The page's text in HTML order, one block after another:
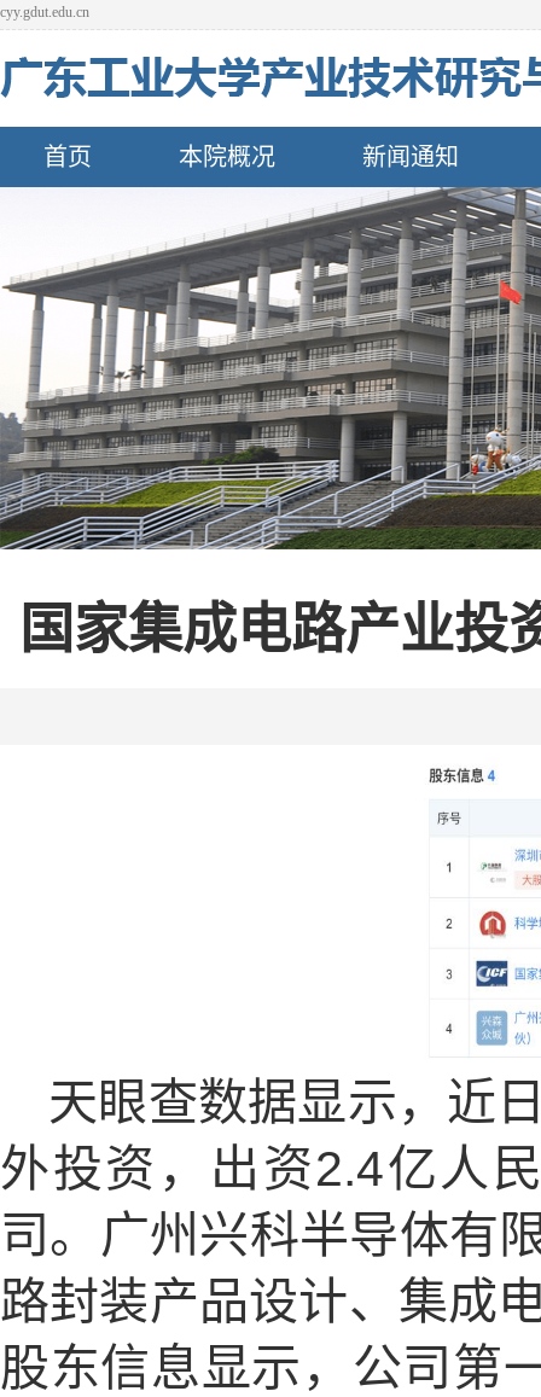
cyy.gdut.edu.cn
首页 本院概况 新闻通知
国家集成电路产业投
天眼查数据显示，近
外投资，出资2.4亿人
司。广州兴科半导体有
路封装产品设计、集成
股东信息显示，公司第